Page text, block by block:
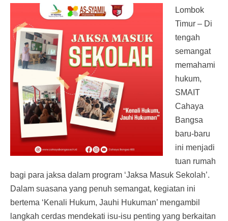
Lombok
Timur – Di
tengah
semangat
memahami
hukum,
SMAIT
Cahaya
Bangsa
baru-baru
ini menjadi
tuan rumah
bagi para jaksa dalam program ‘Jaksa Masuk Sekolah’.
Dalam suasana yang penuh semangat, kegiatan ini
bertema ‘Kenali Hukum, Jauhi Hukuman’ mengambil
langkah cerdas mendekati isu-isu penting yang berkaitan